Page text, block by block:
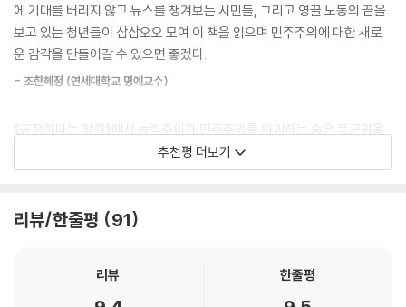
의력을 흔들고 개인정보와 사생활을 탈취해간다. 문제는 이게 끝이 아니
다. 좌파를 지지하는 사람과 우파를 지지하는 사람들, 도시에 사는 사람과
민, 심지어 여성과 남성은 물론 세대가 전부 분리된 채 살아가며 제각기 출
거의 만나지 않는다.
이처럼 자본주의적 폭력과 너덜너덜해진 사회적 유대감에서 파생된 경제
어나고 있는 것이다. 샌델은 우리가 처한 이 곤경이 밀접한 연결고리로 민
에 기대를 버리지 않고 뉴스를 챙겨보는 시민들, 그리고 영끌 노동의 끝을
보고 있는 청년들이 삼삼오오 모여 이 책을 읽으며 민주주의에 대한 새로
운 감각을 만들어갈 수 있으면 좋겠다.
- 조한혜정 (연세대학교 명예교수)
《공정하다는 착각》에서 능력주의가 민주주의를 파괴하는 숨은 폭군임을
폭로한 마이클 샌델은, 이 책에서 트럼프 현상으로 드러난 미국 민주주의
위기의 원인을 자본주의와 민주주의의 착종된 관계 속에서 추적한다. 한국
이유가 궁금한 모든 이에게 이 책을 추천한다.
추천평 더보기
리뷰/한줄평 91
리뷰 한줄평